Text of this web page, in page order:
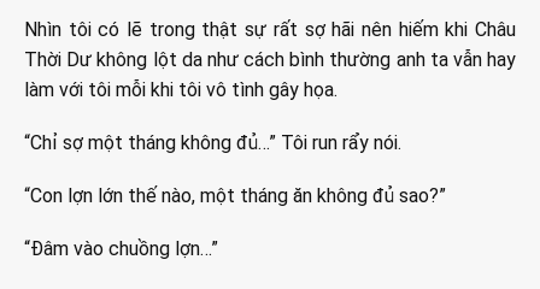
Nhìn tôi có lẽ trong thật sự rất sợ hãi nên hiếm khi Châu
Thời Dư không lột da như cách bình thường anh ta vẫn hay
làm với tôi mỗi khi tôi vô tình gây họa.
“Chỉ sợ một tháng không đủ…” Tôi run rẩy nói.
“Con lợn lớn thế nào, một tháng ăn không đủ sao?”
“Đâm vào chuồng lợn…”